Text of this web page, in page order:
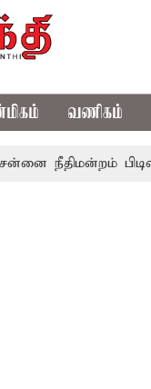
வணிகம்
பிடிவாராண்ட்